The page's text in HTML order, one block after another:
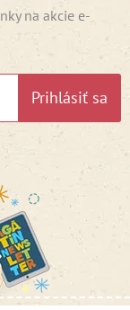
na akcie e-
Prihlásiť sa